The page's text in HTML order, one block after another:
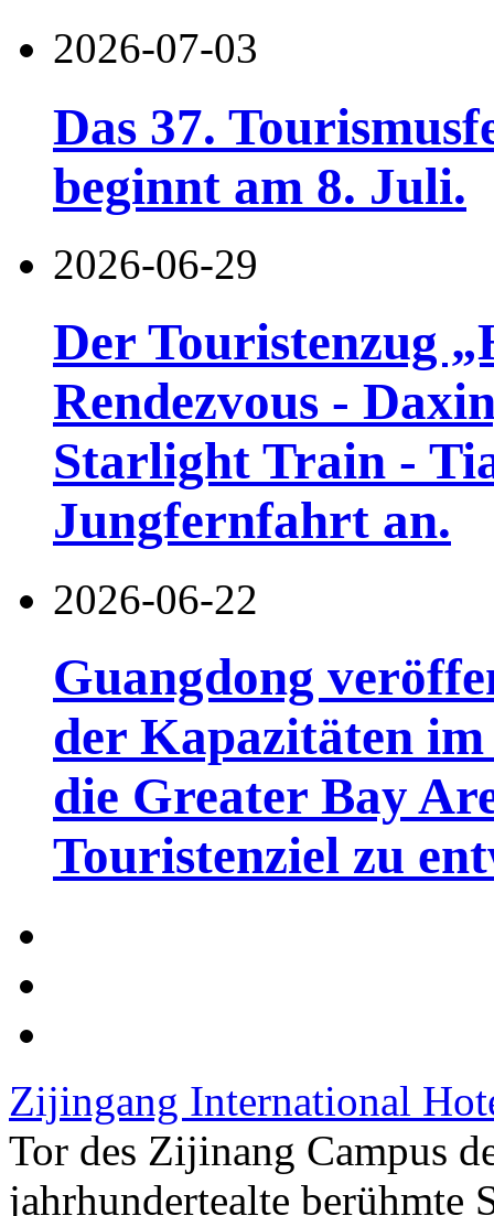
2026-07-03
Das 37.
beginnt am 8. Juli.
2026-06-29
Der Touristenzug
Rendezvous -
Starlight Train -
Jungfernfahrt an.
2026-06-22
Guangdong
der Kapazitäten
die Greater Bay
Touristenziel zu
Zijingang International
Tor des Zijinang Campus
jahrhundertealte berühmte